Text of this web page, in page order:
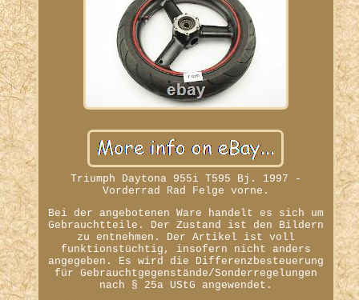
Triumph Daytona 955i T595 Bj. 1997 -
Vorderrad Rad Felge vorne.
Bei der angebotenen Ware handelt es sich um
Gebrauchtteile. Der Zustand ist den Bildern
zu entnehmen. Der Artikel ist voll
funktionstüchtig, insofern nicht anders
angegeben. Es wird die Differenzbesteuerung
für Gebrauchtgegenstände/Sonderregelungen
nach § 25a UStG angewendet.